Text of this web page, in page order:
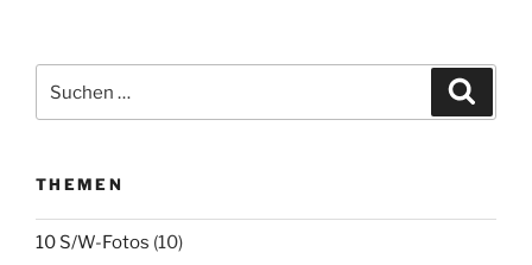
nach:
THEMEN
10 S/W-Fotos (10)